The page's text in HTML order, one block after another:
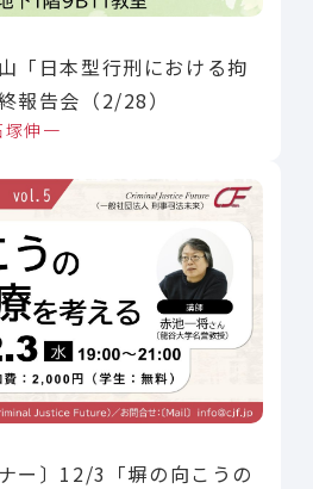
「日本型行刑における拘
報告会（2/28）
塚伸一
ー〕12/3「塀の向こうの